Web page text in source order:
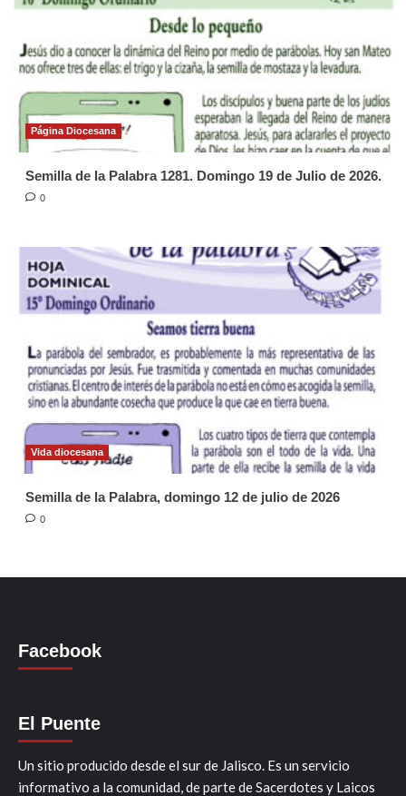
Página Diocesana
Semilla de la Palabra 1281. Domingo 19 de Julio de 2026.
0
Vida diocesana
Semilla de la Palabra, domingo 12 de julio de 2026
0
Facebook
El Puente
Un sitio producido desde el sur de Jalisco. Es un servicio
informativo a la comunidad, de parte de Sacerdotes y Laicos